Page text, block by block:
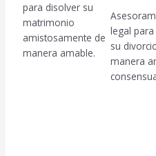
para disolver su
matrimonio
amistosamente de
manera amable.
legal
su
manera